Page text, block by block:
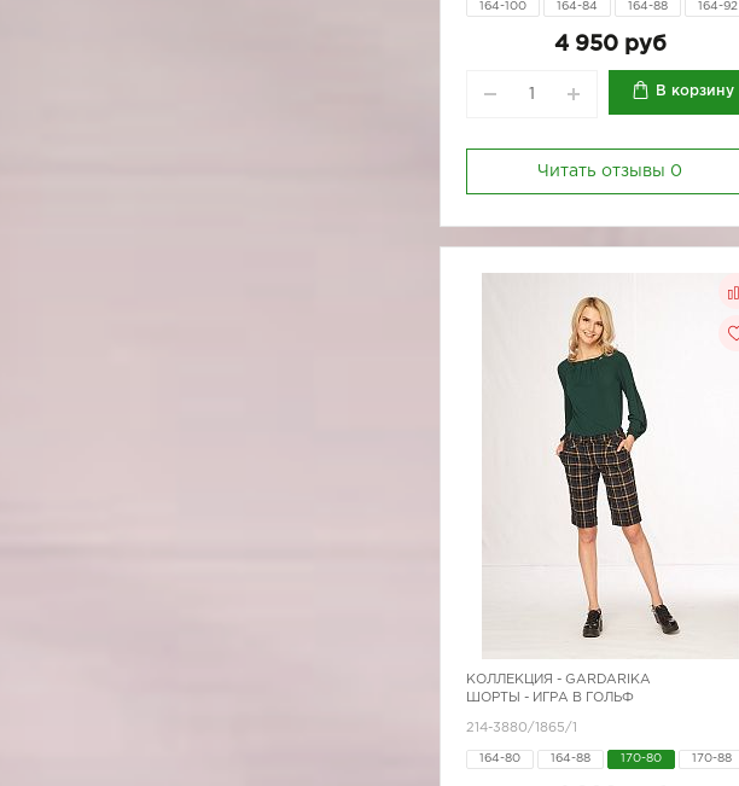
164-100 164-84 164-88 164-92
170-88 170-92
4 950 руб
В корзину
Читать отзывы 0
КОЛЛЕКЦИЯ - GARDARIKA
ШОРТЫ - ИГРА В ГОЛЬФ
214-3880/1865/1
164-80 164-88 170-80 170-88